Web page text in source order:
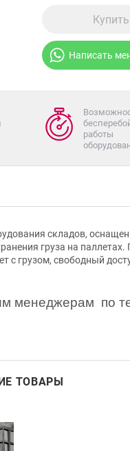
Купить
Написать
работы
складов,
груза на
грузом, свободный
менеджерам по
ТОВАРЫ